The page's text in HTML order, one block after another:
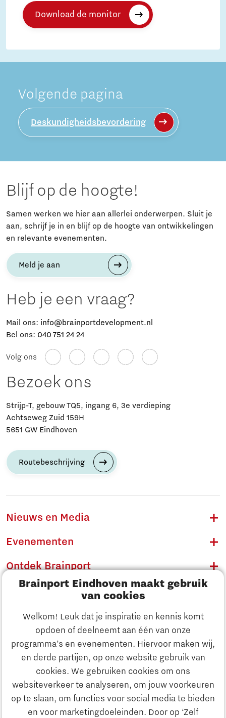
Brainport Eindhoven maakt gebruik
van cookies
Welkom! Leuk dat je inspiratie en kennis komt
opdoen of deelneemt aan één van onze
programma’s en evenementen. Hiervoor maken wij,
en derde partijen, op onze website gebruik van
cookies. We gebruiken cookies om ons
websiteverkeer te analyseren, om jouw voorkeuren
op te slaan, om functies voor social media te bieden
en voor marketingdoeleinden. Door op ‘Zelf
Ontdek Brainport
Innovatie
Download de monitor
Volgende pagina
Deskundigheidsbevordering
Blijf op de hoogte!
Samen werken we hier aan allerlei onderwerpen. Sluit je
aan, schrijf je in en blijf op de hoogte van ontwikkelingen
en relevante evenementen.
Meld je aan
Heb je een vraag?
Mail ons: info@brainportdevelopment.nl
Bel ons: 040 751 24 24
Volg ons
Bezoek ons
Strijp-T, gebouw TQ5, ingang 6, 3e verdieping
Achtseweg Zuid 159H
5651 GW Eindhoven
Routebeschrijving
Nieuws en Media
Evenementen
Ontdek Brainport
Innovatie
Ondernemen
Onderwijs
Maatschappelijk
Strategie & Organisatie
Zoeken